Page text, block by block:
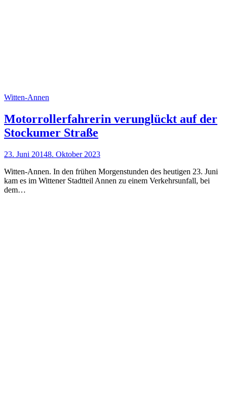
Witten-Annen
Motorrollerfahrerin verunglückt auf der
Stockumer Straße
23. Juni 20148. Oktober 2023
Witten-Annen. In den frühen Morgenstunden des heutigen 23. Juni
kam es im Wittener Stadtteil Annen zu einem Verkehrsunfall, bei
dem…